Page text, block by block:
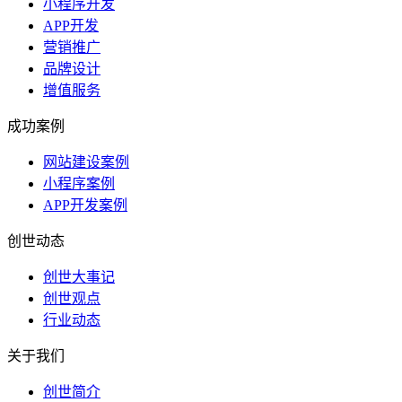
小程序开发
APP开发
营销推广
品牌设计
增值服务
成功案例
网站建设案例
小程序案例
APP开发案例
创世动态
创世大事记
创世观点
行业动态
关于我们
创世简介